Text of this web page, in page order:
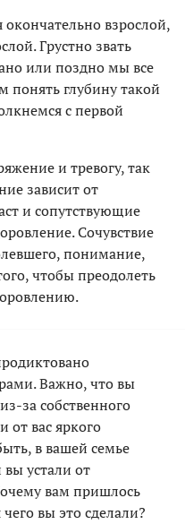
окончательно взрослой,
Грустно звать
или поздно мы все
понять глубину такой
с первой
и тревогу, так
зависит от
и сопутствующие
Сочувствие
понимание,
чтобы преодолеть
Важно, что вы
за собственного
от вас яркого
в вашей семье
устали от
вам пришлось
вы это сделали?